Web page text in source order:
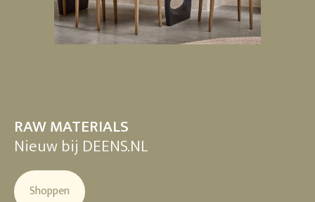
RAW MATERIALS
Nieuw bij DEENS.NL
Shoppen